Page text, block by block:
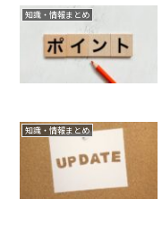
知識・情報まとめ
知識・情報まとめ